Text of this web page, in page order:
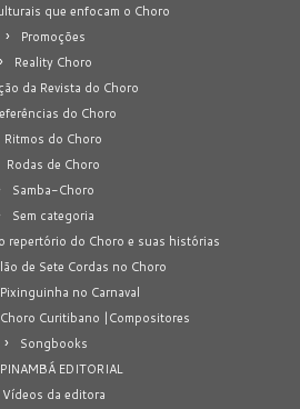
que enfocam o Choro
Promoções
Reality Choro
da Revista do Choro
do Choro
Ritmos do Choro
Rodas de Choro
Samba-Choro
Sem categoria
repertório do Choro e suas histórias
de Sete Cordas no Choro
no Carnaval
Curitibano |Compositores
Songbooks
EDITORIAL
Vídeos da editora